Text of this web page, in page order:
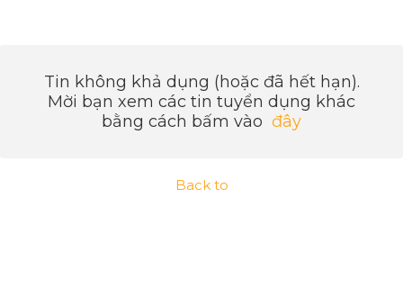
Tin không khả dụng (hoặc đã hết hạn).
Mời bạn xem các tin tuyển dụng khác
bằng cách bấm vào đây
Back to